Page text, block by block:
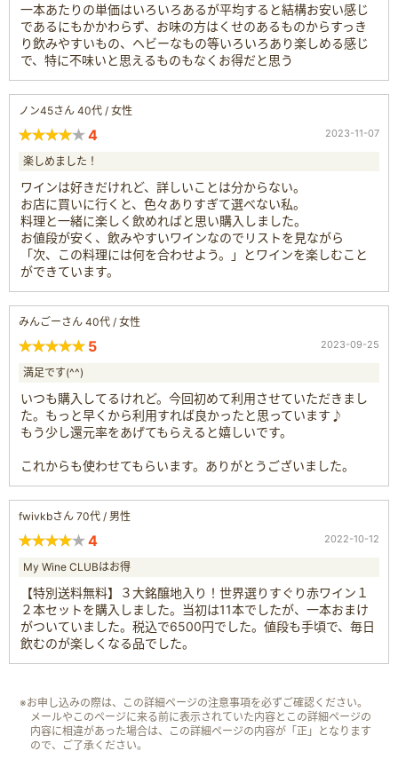
一本あたりの単価はいろいろあるが平均すると結構お安い感じ
であるにもかかわらず、お味の方はくせのあるものからすっき
り飲みやすいもの、ヘビーなもの等いろいろあり楽しめる感じ
で、特に不味いと思えるものもなくお得だと思う
ノン45さん 40代 / 女性
4 2023-11-07
楽しめました！
ワインは好きだけれど、詳しいことは分からない。
お店に買いに行くと、色々ありすぎて選べない私。
料理と一緒に楽しく飲めればと思い購入しました。
お値段が安く、飲みやすいワインなのでリストを見ながら
「次、この料理には何を合わせよう。」とワインを楽しむこと
ができています。
みんごーさん 40代 / 女性
5 2023-09-25
満足です(^^)
いつも購入してるけれど。今回初めて利用させていただきまし
た。もっと早くから利用すれば良かったと思っています♪
もう少し還元率をあげてもらえると嬉しいです。
これからも使わせてもらいます。ありがとうございました。
fwivkbさん 70代 / 男性
4 2022-10-12
My Wine CLUBはお得
【特別送料無料】３大銘醸地入り！世界選りすぐり赤ワイン１
２本セットを購入しました。当初は11本でしたが、一本おまけ
がついていました。税込で6500円でした。値段も手頃で、毎日
飲むのが楽しくなる品でした。
※お申し込みの際は、この詳細ページの注意事項を必ずご確認ください。
メールやこのページに来る前に表示されていた内容とこの詳細ページの
内容に相違があった場合は、この詳細ページの内容が「正」となります
ので、ご了承ください。